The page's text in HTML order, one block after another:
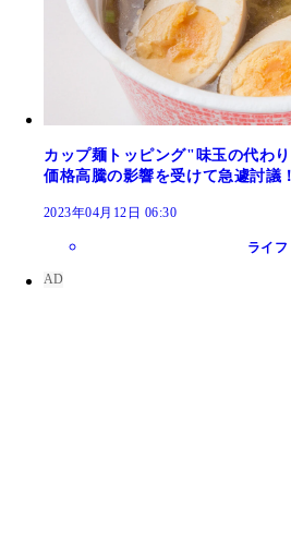
カップ麺トッピング"味玉の代わ
価格高騰の影響を受けて急遽討議
2023年04月12日 06:30
ライ